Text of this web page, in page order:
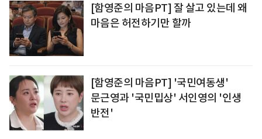
[함영준의 마음PT] 잘 살고 있는데 왜
마음은 허전하기만 할까
[함영준의 마음PT] '국민여동생'
문근영과 '국민밉상' 서인영의 '인생
반전'